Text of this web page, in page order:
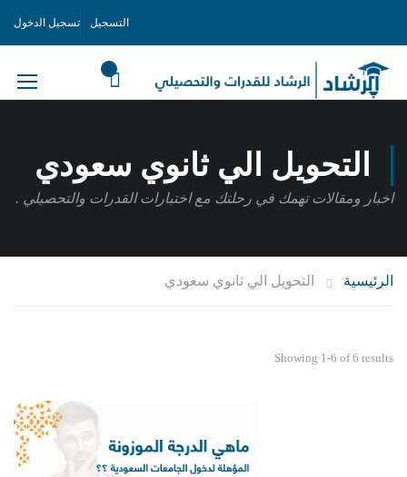
التسجيل تسجيل الدخول
0
التحويل الي ثانوي سعودي
اخبار ومقالات تهمك في رحلتك مع اختبارات القدرات والتحصيلي .
الرئيسية التحويل الي ثانوي سعودي
Showing 1-6 of 6 results